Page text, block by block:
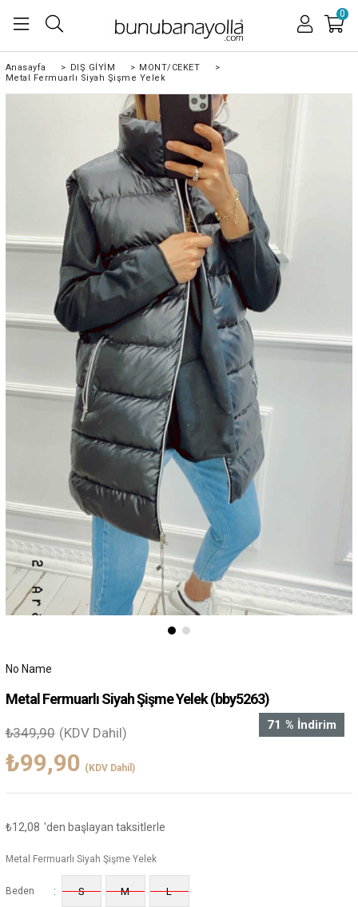
0
Anasayfa > DIŞ GİYİM > MONT/CEKET
>
Metal Fermuarlı Siyah Şişme Yelek
No Name
Metal Fermuarlı Siyah Şişme Yelek(bby5263)
%
71 İndirim
₺349,90 (KDV Dahil)
₺99,90 (KDV Dahil)
₺12,08 'den başlayan taksitlerle
Metal Fermuarlı Siyah Şişme Yelek
Beden : S M L